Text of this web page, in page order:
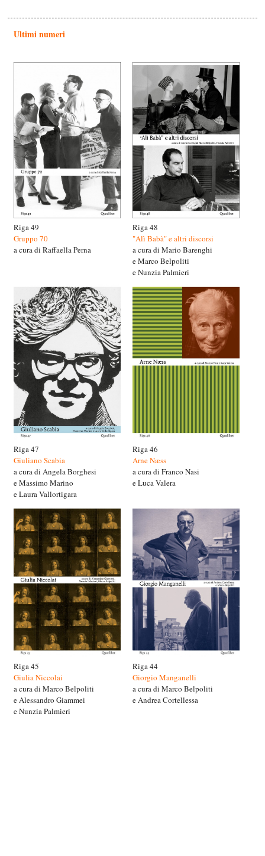
Ultimi numeri
Riga 49
Gruppo 70
a cura di Raffaella Perna
Riga 48
"Alì Babà" e altri discorsi
a cura di Mario Barenghi
e Marco Belpoliti
e Nunzia Palmieri
Riga 47
Giuliano Scabia
a cura di Angela Borghesi
e Massimo Marino
e Laura Vallortigara
Riga 46
Arne Næss
a cura di Franco Nasi
e Luca Valera
Riga 45
Giulia Niccolai
a cura di Marco Belpoliti
e Alessandro Giammei
e Nunzia Palmieri
Riga 44
Giorgio Manganelli
a cura di Marco Belpoliti
e Andrea Cortellessa